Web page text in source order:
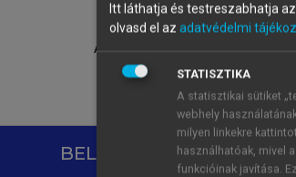
Új
A próbaidőszak elindításához,
A regisztráció
BELÉPÉS SAJÁT FIÓKKAL
Itt láthatja és testreszabhatja
olvasd el az adatvédelmi
STATISZTIKA
A statisztikai sütiket
webhely
milyen linkekre
használhatóak, mivel
funkcióinak javítása.